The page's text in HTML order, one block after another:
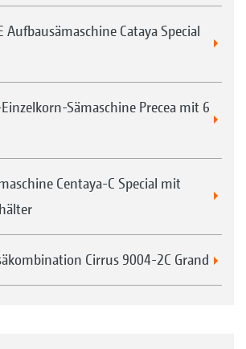
Aufbausämaschine Cataya Special
Sämaschine Precea mit 6
Centaya-C Special mit
Cirrus 9004-2C Grand